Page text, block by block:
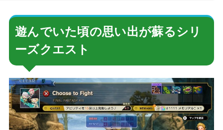
遊んでいた頃の思い出が蘇るシリ
ーズクエスト